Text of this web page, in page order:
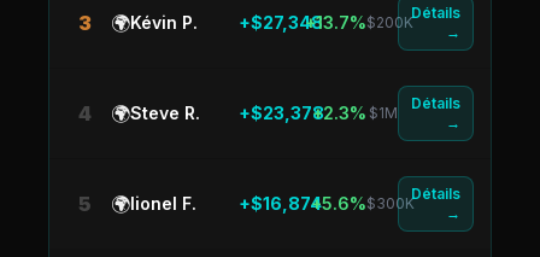
3 🌍Kévin P. +$27,348+13.7%$200K
Détails
→
4 🌍Steve R. +$23,378+2.3% $1M
Détails
→
5 🌍lionel F. +$16,874+5.6%$300K
Détails
→